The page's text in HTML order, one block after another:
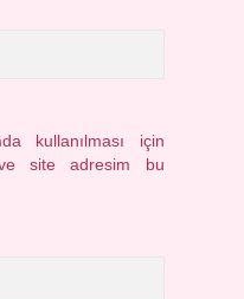
kullanılması için
site adresim bu